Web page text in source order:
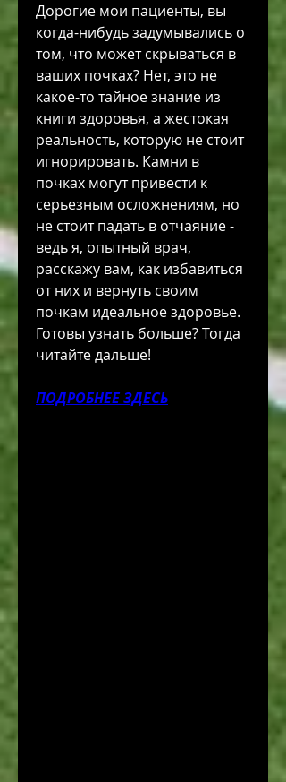
Дорогие мои пациенты, вы
когда-нибудь задумывались о
том, что может скрываться в
ваших почках? Нет, это не
какое-то тайное знание из
книги здоровья, а жестокая
реальность, которую не стоит
игнорировать. Камни в
почках могут привести к
серьезным осложнениям, но
не стоит падать в отчаяние -
ведь я, опытный врач,
расскажу вам, как избавиться
от них и вернуть своим
почкам идеальное здоровье.
Готовы узнать больше? Тогда
читайте дальше!
ПОДРОБНЕЕ ЗДЕСЬ